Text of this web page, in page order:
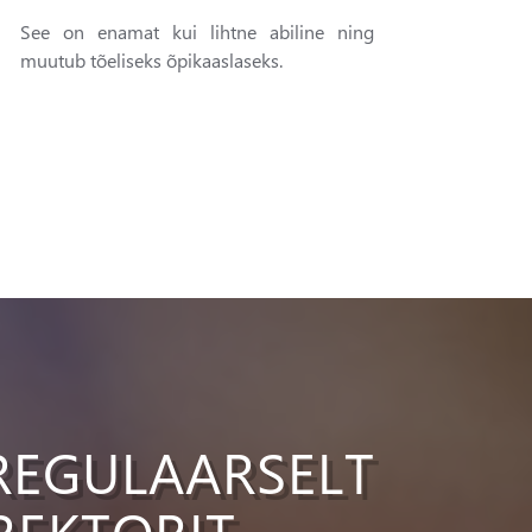
See on enamat kui lihtne abiline ning
muutub tõeliseks õpikaaslaseks.